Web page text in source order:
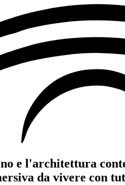
e l'architettura
da vivere con